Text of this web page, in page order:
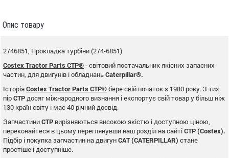
Опис товару
2746851, Прокладка турбіни (274-6851)
Costex Tractor Parts CTP®- світовий постачальник якісних запасних
частин, для двигунів і обладнаньCaterpillar®.
ІсторіяCostex Tractor Parts CTP®бере свій початок з 1980 року. З тих
пірCTP досяг міжнародного визнання і експортує свій товар у більш ніж
130 країн світу і має 40 річний досвід.
ЗапчастиниCTP вирізняються високою якістю і доступною ціною,
переконайтеся в цьому переглянувши наш розділ на сайтіCTP (Costex).
Підбір і покупка запчастин на двигунCAT (CATERPILLAR) стане
простіше і доступніше.